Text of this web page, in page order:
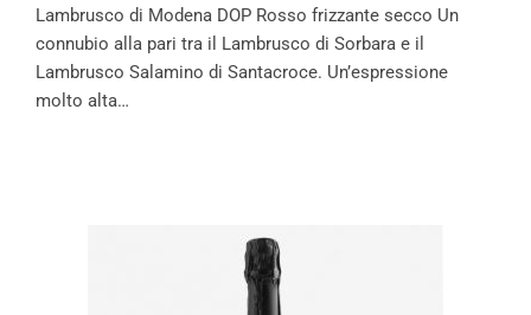
Lambrusco di Modena DOP Rosso frizzante secco Un
connubio alla pari tra il Lambrusco di Sorbara e il
Lambrusco Salamino di Santacroce. Un’espressione
molto alta…